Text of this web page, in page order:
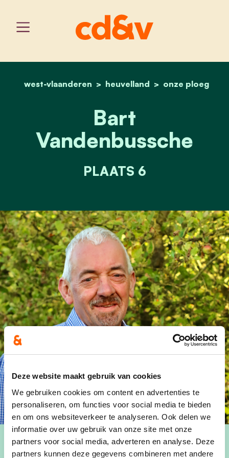
Deze website maakt gebruik van cookies
We gebruiken cookies om content en advertenties te
personaliseren, om functies voor social media te bieden
en om ons websiteverkeer te analyseren. Ook delen we
informatie over uw gebruik van onze site met onze
partners voor social media, adverteren en analyse. Deze
partners kunnen deze gegevens combineren met andere
home
west-vlaanderen heuvelland onze ploeg
bart vandenbussche
Bart
Vandenbussche
PLAATS 6